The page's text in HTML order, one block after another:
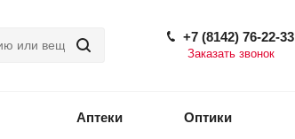
+7 (8142) 76-22-33
Заказать звонок
Аптеки Оптики